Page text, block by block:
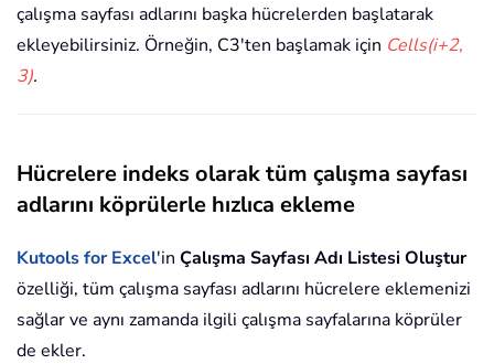
çalışma sayfası adlarını başka hücrelerden başlatarak
ekleyebilirsiniz. Örneğin, C3'ten başlamak için Cells(i+2,
3).
Hücrelere indeks olarak tüm çalışma sayfası
adlarını köprülerle hızlıca ekleme
Kutools for Excel'in Çalışma Sayfası Adı Listesi Oluştur
özelliği, tüm çalışma sayfası adlarını hücrelere eklemenizi
sağlar ve aynı zamanda ilgili çalışma sayfalarına köprüler
de ekler.